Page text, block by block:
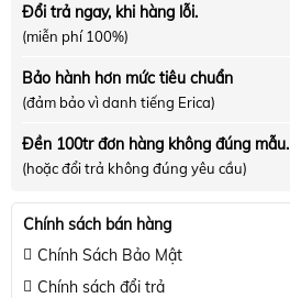
Đổi trả ngay, khi hàng lỗi.
(miễn phí 100%)
Bảo hành hơn mức tiêu chuẩn
(đảm bảo vì danh tiếng Erica)
Đền 100tr đơn hàng không đúng mẫu.
(hoặc đổi trả không đúng yêu cầu)
Chính sách bán hàng
Chính Sách Bảo Mật
Chính sách đổi trả